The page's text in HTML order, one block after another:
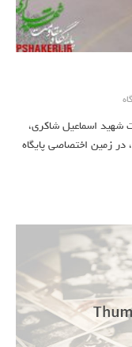
شهید اسماعیل شاکری،
پرشور اعضا، در زمین اختصاصی پایگاه